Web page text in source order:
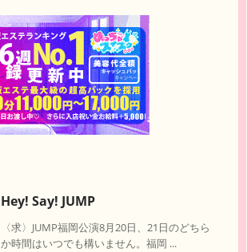
Hey! Say! JUMP
〈求〉JUMP福岡公演8月20日、21日のどちら
か時間はいつでも構いません。福岡 ...